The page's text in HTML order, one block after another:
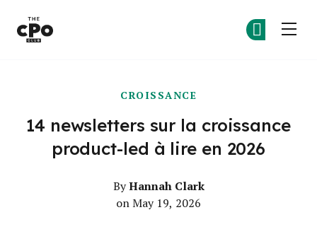
CROISSANCE
14 newsletters sur la croissance
product-led à lire en 2026
ByHannah Clark
on May 19, 2026